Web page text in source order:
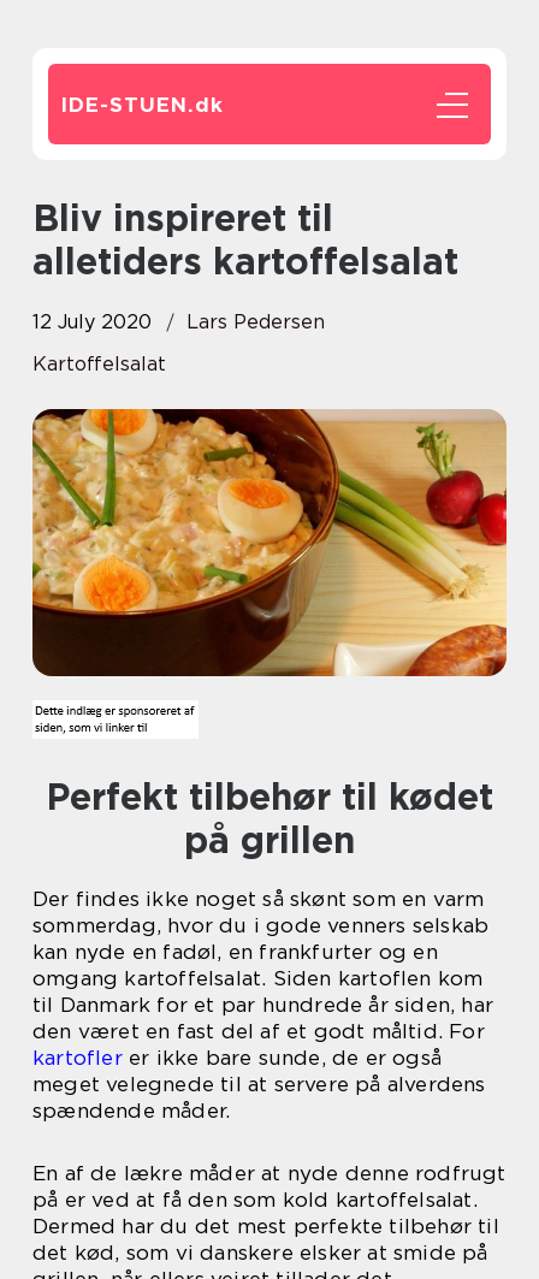
IDE-STUEN.dk
Bliv inspireret til
alletiders kartoffelsalat
12 July 2020
Lars Pedersen
Kartoffelsalat
Perfekt tilbehør til kødet
på grillen
Der findes ikke noget så skønt som en varm
sommerdag, hvor du i gode venners selskab
kan nyde en fadøl, en frankfurter og en
omgang kartoffelsalat. Siden kartoflen kom
til Danmark for et par hundrede år siden, har
den været en fast del af et godt måltid. For
kartoflerer ikke bare sunde, de er også
meget velegnede til at servere på alverdens
spændende måder.
En af de lækre måder at nyde denne rodfrugt
på er ved at få den som kold kartoffelsalat.
Dermed har du det mest perfekte tilbehør til
det kød, som vi danskere elsker at smide på